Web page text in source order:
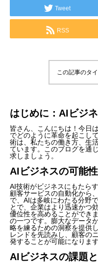
Tweet
RSS
この記事のタ
はじめに：AIビジ
皆さん、こんにちは！今日
でどのように革命を起こし
術は、私たちの働き方、生
ています。このブログを通
求しましょう。
AIビジネスの可能性
AI技術がビジネスにもたら
顧客サービスの自動化から
で、AIは多岐にわたる分野
とで、企業はより迅速かつ
優位性を高めることができ
の一つです。膨大なデータ
略を練るための洞察を提供
レンドを先読みし、顧客の
発することが可能になります
AIビジネスの課題